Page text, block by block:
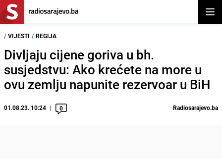
/ VIJESTI / REGIJA
Divljaju cijene goriva u bh.
susjedstvu: Ako krećete na more u
ovu zemlju napunite rezervoar u BiH
01.08.23. 10:24 0 Radiosarajevo.ba